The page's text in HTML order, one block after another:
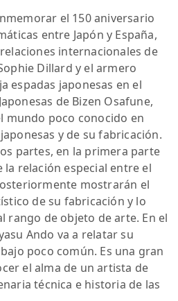
el 150 aniversario
entre Japón y España,
internacionales de
Dillard y el armero
espadas japonesas en el
de Bizen Osafune,
mundo poco conocido en
y de su fabricación.
partes, en la primera parte
relación especial entre el
mostrarán el
de su fabricación y lo
rango de objeto de arte. En el
Ando va a relatar su
poco común. Es una gran
el alma de un artista de
técnica e historia de las